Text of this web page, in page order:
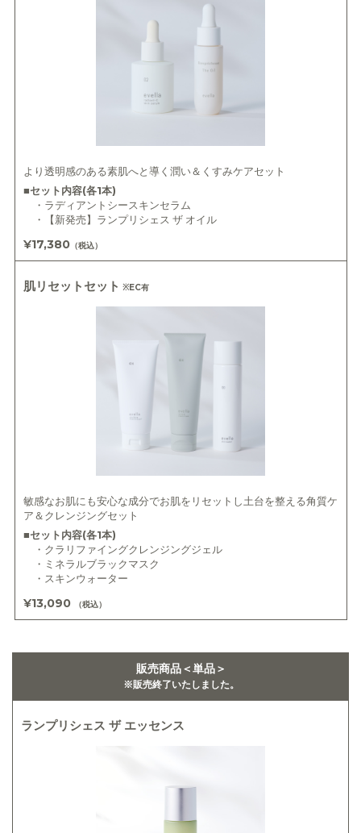
より透明感のある素肌へと導く潤い＆くすみケアセット
■セット内容(各1本)
・ラディアントシースキンセラム
・【新発売】ランプリシェス ザ オイル
¥17,380（税込）
肌リセットセット ※EC有
敏感なお肌にも安心な成分でお肌をリセットし土台を整える角質ケ
ア＆クレンジングセット
■セット内容(各1本)
・クラリファイングクレンジングジェル
・ミネラルブラックマスク
・スキンウォーター
¥13,090 （税込）
販売商品＜単品＞
※販売終了いたしました。
ランプリシェス ザ エッセンス